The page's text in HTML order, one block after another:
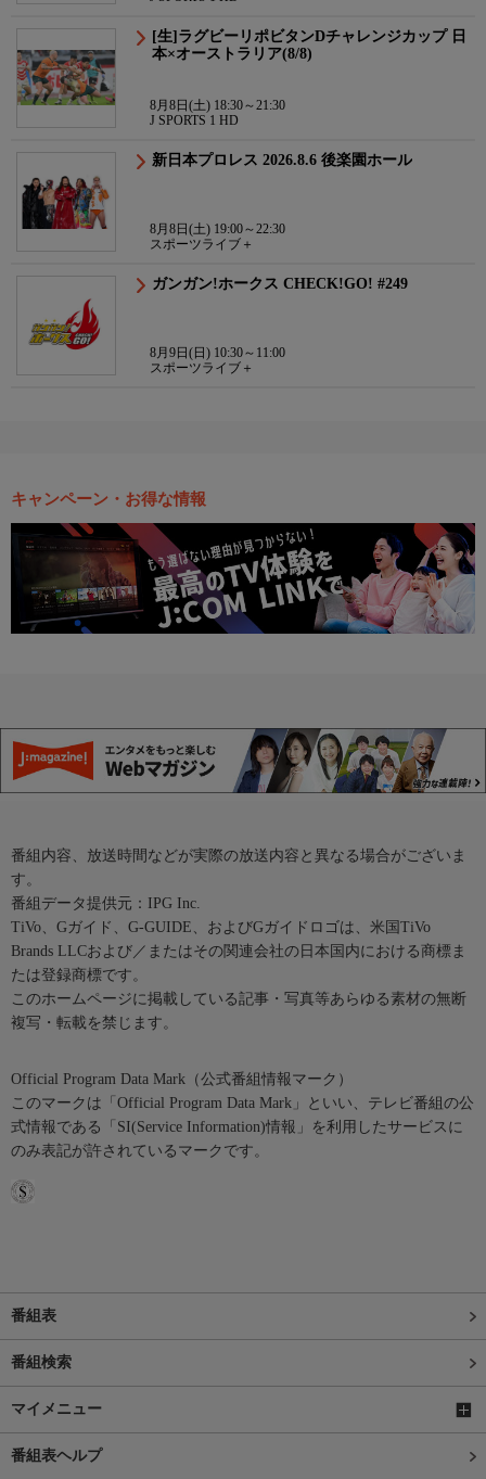
[生]ラグビーリポビタンDチャレンジカップ 日
本×オーストラリア(8/8)
8月8日(土) 18:30～21:30
J SPORTS 1 HD
新日本プロレス 2026.8.6 後楽園ホール
8月8日(土) 19:00～22:30
スポーツライブ＋
ガンガン!ホークス CHECK!GO! #249
8月9日(日) 10:30～11:00
スポーツライブ＋
キャンペーン・お得な情報
番組内容、放送時間などが実際の放送内容と異なる場合がございま
す。
番組データ提供元：IPG Inc.
TiVo、Gガイド、G-GUIDE、およびGガイドロゴは、米国TiVo
Brands LLCおよび／またはその関連会社の日本国内における商標ま
たは登録商標です。
このホームページに掲載している記事・写真等あらゆる素材の無断
複写・転載を禁じます。
Official Program Data Mark（公式番組情報マーク）
このマークは「Official Program Data Mark」といい、テレビ番組の公
式情報である「SI(Service Information)情報」を利用したサービスに
のみ表記が許されているマークです。
番組表
番組検索
マイメニュー
番組表ヘルプ